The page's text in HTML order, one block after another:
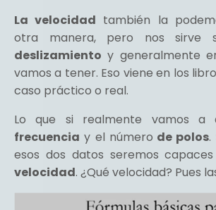
La velocidad también la
otra manera, pero nos sirve
deslizamiento y generalmente
vamos a tener. Eso viene en los
caso práctico o real.
Lo que si realmente vamos a
frecuencia y el número de polos.
esos dos datos seremos
velocidad. ¿Qué velocidad? Pues